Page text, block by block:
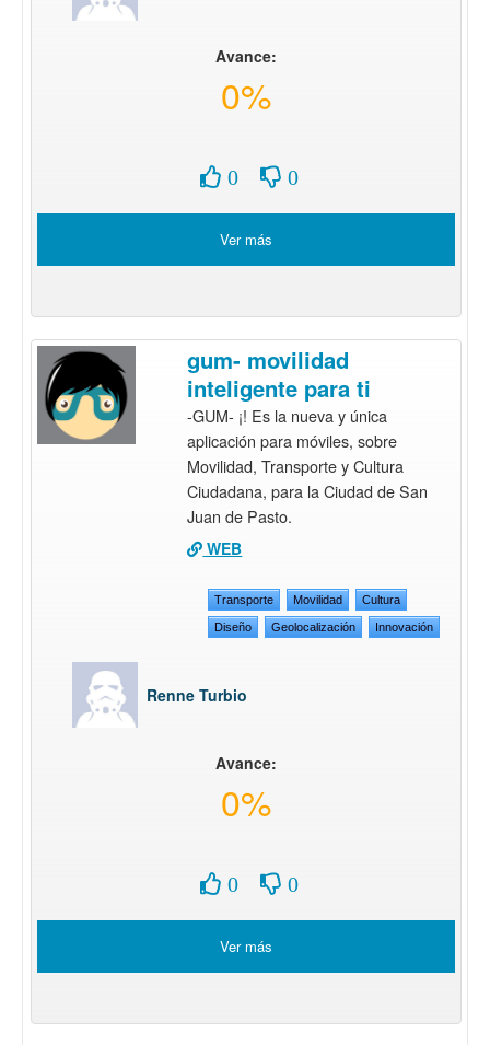
Avance:
0%
0 0
Ver más
gum- movilidad
inteligente para ti
-GUM- ¡! Es la nueva y única
aplicación para móviles, sobre
Movilidad, Transporte y Cultura
Ciudadana, para la Ciudad de San
Juan de Pasto.
WEB
Transporte Movilidad Cultura
Diseño Geolocalización Innovación
Renne Turbio
Avance:
0%
0 0
Ver más